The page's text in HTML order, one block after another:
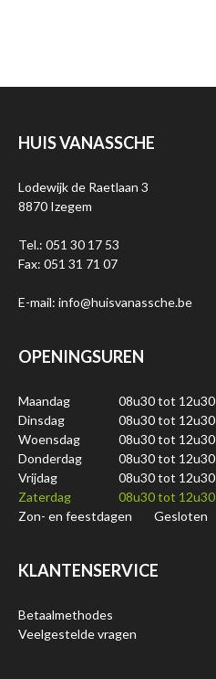
HUIS VANASSCHE
Lodewijk de Raetlaan 3
8870 Izegem
Tel.: 051 30 17 53
Fax: 051 31 71 07
E-mail: info@huisvanassche.be
OPENINGSUREN
Maandag 08u30 tot 12u30
Dinsdag
08u30 tot 12u30
Woensdag
08u30 tot 12u30
Donderdag
08u30 tot 12u30
Vrijdag
08u30 tot 12u30
Zaterdag
08u30 tot 12u30
Zon- en feestdagen
Gesloten
KLANTENSERVICE
Betaalmethodes
Veelgestelde vragen